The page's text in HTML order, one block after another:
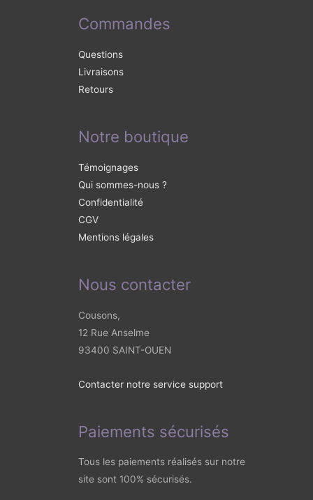
Commandes
Questions
Livraisons
Retours
Notre boutique
Témoignages
Qui sommes-nous ?
Confidentialité
CGV
Mentions légales
Nous contacter
Cousons,
12 Rue Anselme
93400 SAINT-OUEN
Contacter notre service support
Paiements sécurisés
Tous les paiements réalisés sur notre
site sont 100% sécurisés.